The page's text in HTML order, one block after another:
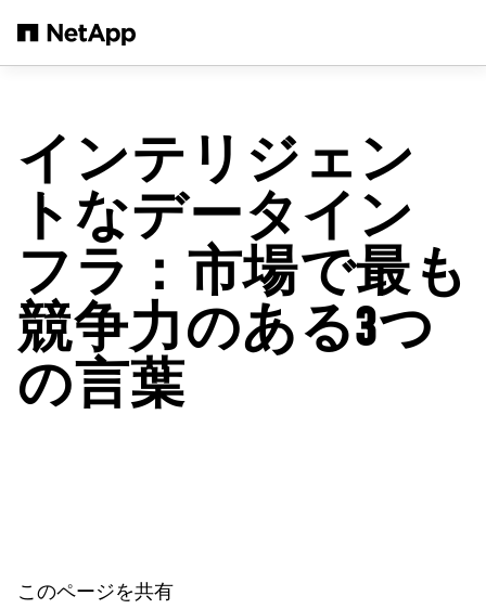
インテリジェン
トなデータイン
フラ：市場で最も
競争力のある3つ
の言葉
このページを共有